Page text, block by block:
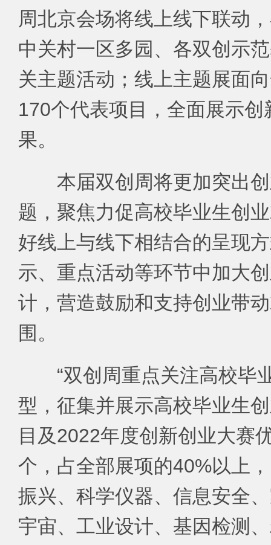
周北京会场将线上线下联动
中关村一区多园、各双创示
关主题活动；线上主题展面
170个代表项目，全面展示创
果。
本届双创周将更加突出
题，聚焦力促高校毕业生创
好线上与线下相结合的呈现
示、重点活动等环节中加大
计，营造鼓励和支持创业带
围。
“双创周重点关注高校毕
型，征集并展示高校毕业生
目及2022年度创新创业大赛
个，占全部展项的40%以上
振兴、科学仪器、信息安全
宇宙、工业设计、基因检测